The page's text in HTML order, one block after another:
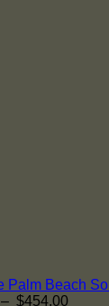
Palm Beach
– $454.00